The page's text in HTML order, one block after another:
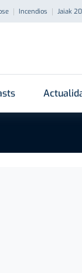
Incendios Jaiak